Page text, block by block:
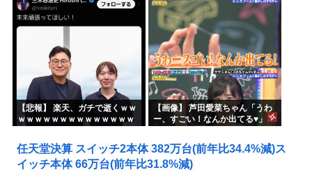
【悲報】 楽天、ガチで逝くｗｗ
ｗｗｗｗｗｗｗｗｗｗｗｗｗｗ
【画像】 芦田愛菜ちゃん「うわ
ー、すごい！なんか出てる♥」
任天堂決算 スイッチ2本体 382万台(前年比34.4%減)ス
イッチ本体 66万台(前年比31.8%減)